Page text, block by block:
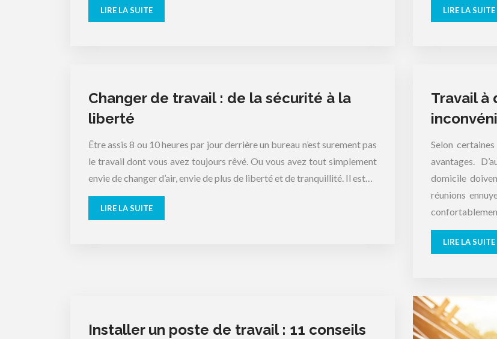
LIRE LA SUITE LIRE LA SUITE
Changer de travail : de la sécurité à la
liberté
Être assis 8 ou 10 heures par jour derrière un bureau n’est surement pas
le travail dont vous avez toujours rêvé. Ou vous avez tout simplement
envie de changer d’air, envie de plus de liberté et de tranquillité. Il est…
LIRE LA SUITE
Travail à
Selon
avantages.
domicile
réunions
LIRE LA SUITE
Installer un poste de travail : 11 conseils